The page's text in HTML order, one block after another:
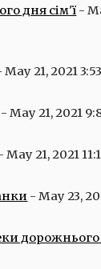
дня сім'ї -
May 21, 2021
- May 21, 2021
May 21, 2021
- May 23,
дорожнього